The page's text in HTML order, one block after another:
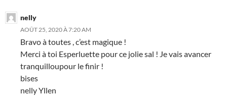
nelly
AOÛT 25, 2020 À 7:20 AM
Bravo à toutes , c’est magique !
Merci à toi Esperluette pour ce jolie sal ! Je vais avancer
tranquilloupour le finir !
bises
nelly Yllen